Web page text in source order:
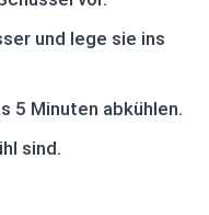
und lege sie ins
5 Minuten abkühlen.
sind.